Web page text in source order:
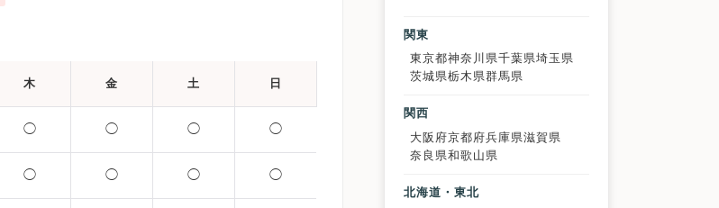
木 金 土 日
◯ ◯ ◯ ◯
◯ ◯ ◯ ◯
関東
東京都神奈川県千葉県埼玉県
茨城県栃木県群馬県
関西
大阪府京都府兵庫県滋賀県
奈良県和歌山県
北海道・東北